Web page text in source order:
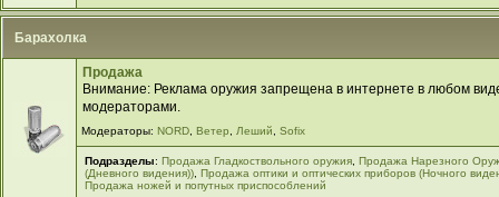
Барахолка
Продажа
Внимание: Реклама оружия запрещена в интернете в любом
модераторами.
Модераторы: NORD, Ветер Леший Sofix
Подразделы: Продажа Гладкоствольного оружия, Продажа Нарезного
(Дневного видения)), Продажа оптики и оптических приборов (Ночного
Продажа ножей и попутных приспособлений